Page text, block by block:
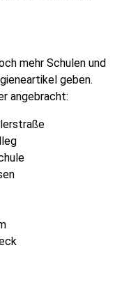
mehr Schulen und
geben.
angebracht: